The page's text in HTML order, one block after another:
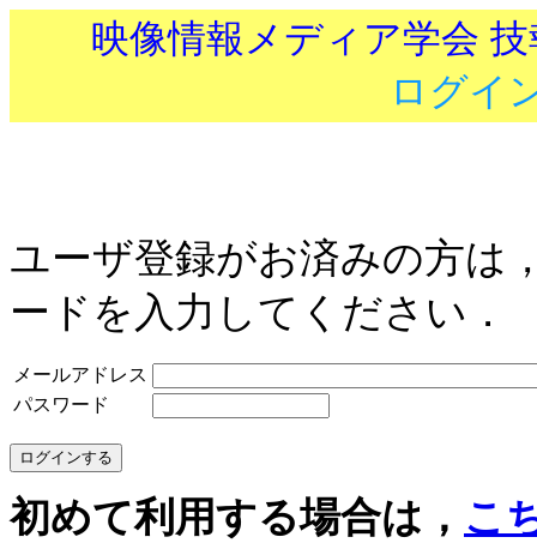
映像情報メディア学会
ログイ
ユーザ登録がお済みの方は
ードを入力してください．
メールアドレス
パスワード
初めて利用する場合は， こ